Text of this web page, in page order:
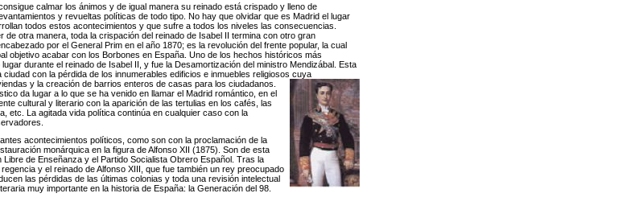
calmar los ánimos y de igual manera su reinado está crispado y lleno de
y revueltas políticas de todo tipo. No hay que olvidar que es Madrid el lugar
todos estos acontecimientos y que sufre a todos los niveles las consecuencias.
de otra manera, toda la crispación del reinado de Isabel II termina con otro gran
por el General Prim en el año 1870; es la revolución del frente popular, la cual
objetivo acabar con los Borbones en España. Uno de los hechos históricos más
durante el reinado de Isabel II, y fue la Desamortización del ministro Mendizábal. Esta
con la pérdida de los innumerables edificios e inmuebles religiosos cuya
y la creación de barrios enteros de casas para los ciudadanos.
da lugar a lo que se ha venido en llamar el Madrid romántico, en el
cultural y literario con la aparición de las tertulias en los cafés, las
etc. La agitada vida política continúa en cualquier caso con la
acontecimientos políticos, como son con la proclamación de la
monárquica en la figura de Alfonso XII (1875). Son de esta
de Enseñanza y el Partido Socialista Obrero Español. Tras la
y el reinado de Alfonso XIII, que fue también un rey preocupado
las pérdidas de las últimas colonias y toda una revisión intelectual
muy importante en la historia de España: la Generación del 98.